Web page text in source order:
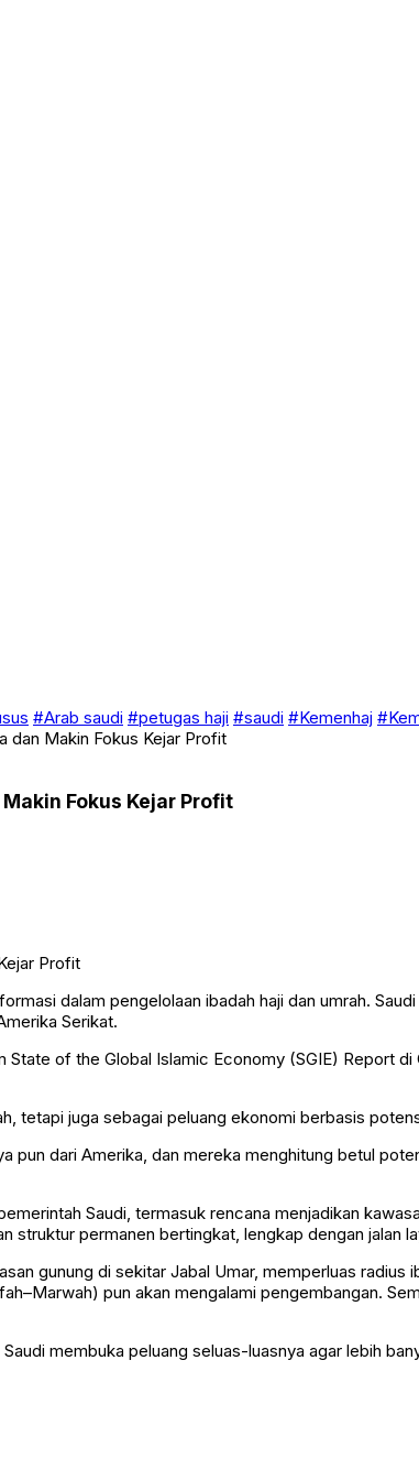
#Arab saudi #petugas haji #saudi #Kemenhaj
dan Makin Fokus Kejar Profit
Fokus Kejar Profit
dalam pengelolaan ibadah haji dan umrah.
Serikat.
of the Global Islamic Economy (SGIE) Report
tetapi juga sebagai peluang ekonomi berbasis
pun dari Amerika, dan mereka menghitung betul
Saudi, termasuk rencana menjadikan
struktur permanen bertingkat, lengkap dengan jalan
gunung di sekitar Jabal Umar, memperluas
pun akan mengalami pengembangan.
membuka peluang seluas-luasnya agar lebih